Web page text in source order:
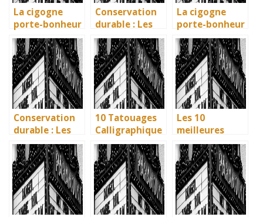
La cigogne
porte-bonheur
: que dit la
légende ? Son
influence dans
la littérature
enfantine
Conservation
durable : Les
nouvelles
méthodes
écologiques du
British
Museum
La cigogne
porte-bonheur
: que dit la
légende ? Son
influence dans
la littérature
enfantine
Conservation
durable : Les
nouvelles
méthodes
écologiques du
British
Museum
10 Tatouages
Calligraphique
s : Citations et
Phrases
Uniques pour
immortaliser
vos amitiés
Les 10
meilleures
villes d’Italie à
visiter en 2025
: Ravenne, la
ville aux huit
monuments
UNESCO